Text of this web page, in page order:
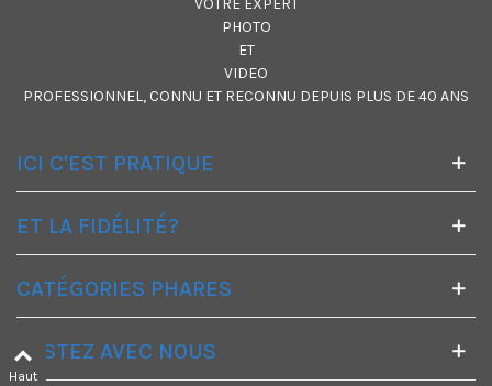
PHOTO
ET
VIDEO
PROFESSIONNEL, CONNU ET RECONNU DEPUIS PLUS DE 40 ANS
ICI C'EST PRATIQUE
ET LA FIDÉLITÉ?
CATÉGORIES PHARES
RESTEZ AVEC NOUS
Haut